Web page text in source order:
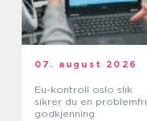
07. august 2026
Eu-kontroll oslo slik
sikrer du en problemfri
godkjenning